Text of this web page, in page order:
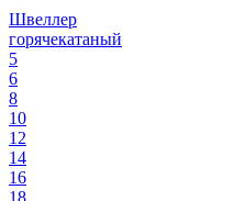
Швеллер
горячекатаный
5
6
8
10
12
14
16
18